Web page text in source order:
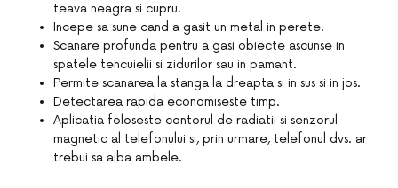
teava neagra si cupru.
Incepe sa sune cand a gasit un metal in perete.
Scanare profunda pentru a gasi obiecte ascunse in
spatele tencuielii si zidurilor sau in pamant.
Permite scanarea la stanga la dreapta si in sus si in jos.
Detectarea rapida economiseste timp.
Aplicatia foloseste contorul de radiatii si senzorul
magnetic al telefonului si, prin urmare, telefonul dvs. ar
trebui sa aiba ambele.